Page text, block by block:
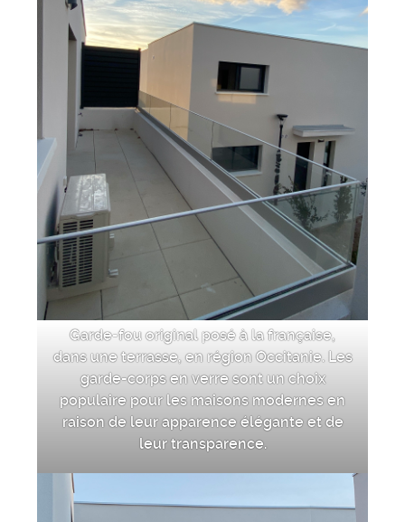
Garde-fou original posé à la française,
dans une terrasse, en région Occitanie. Les
garde-corps en verre sont un choix
populaire pour les maisons modernes en
raison de leur apparence élégante et de
leur transparence.